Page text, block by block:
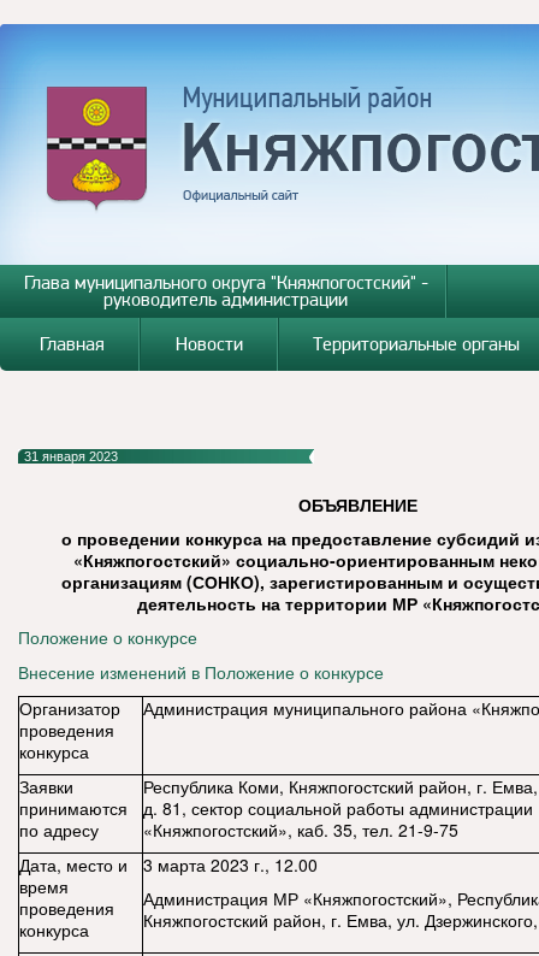
Глава муниципального округа "Княжпогостский" -
руководитель администрации
Главная
Новости Территориальные органы
31 января 2023
ОБЪЯВЛЕНИЕ
о проведении конкурса на предоставление субсидий
«Княжпогостский» социально-ориентированным
организациям (СОНКО), зарегистированным и
деятельность на территории МР
Положение о конкурсе
Внесение изменений в Положение о конкурсе
Организатор
проведения
конкурса
Администрация муниципального района
Заявки
принимаются
по адресу
Республика Коми, Княжпогостский район, г.
д. 81, сектор социальной работы
«Княжпогостский», каб. 35, тел. 21-9-75
Дата, место и
время
проведения
конкурса
3 марта 2023 г., 12.00
Администрация МР «Княжпогостский»,
Княжпогостский район, г. Емва, ул.